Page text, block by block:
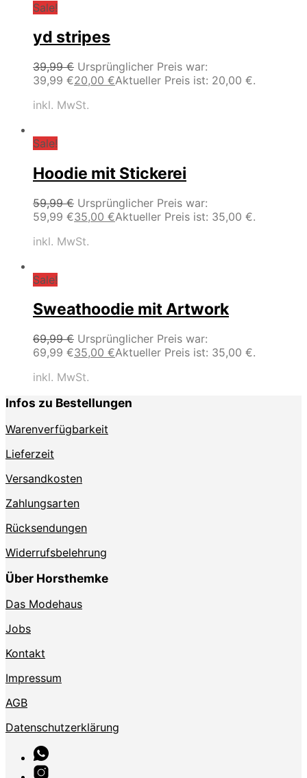
Sale!
yd stripes
39,99€ Ursprünglicher Preis war:
39,99 €20,00 €Aktueller Preis ist: 20,00 €.
inkl. MwSt.
Sale!
Hoodie mit Stickerei
59,99€ Ursprünglicher Preis war:
59,99 €35,00 €Aktueller Preis ist: 35,00 €.
inkl. MwSt.
Sale!
Sweathoodie mit Artwork
69,99€ Ursprünglicher Preis war:
69,99 €35,00 €Aktueller Preis ist: 35,00 €.
inkl. MwSt.
Infos zu Bestellungen
Warenverfügbarkeit
Lieferzeit
Versandkosten
Zahlungsarten
Rücksendungen
Widerrufsbelehrung
Über Horsthemke
Das Modehaus
Jobs
Kontakt
Impressum
AGB
Datenschutzerklärung